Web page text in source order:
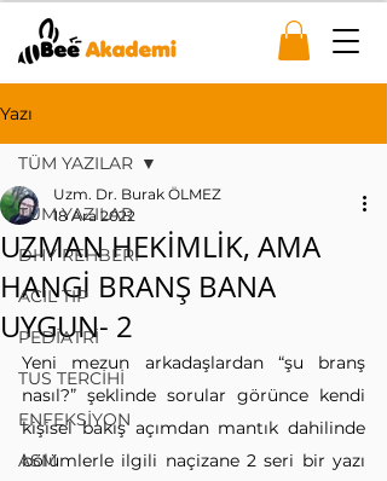
Yazı
TÜM YAZILAR
DHY REHBERİ
ACİL TIP
PEDİATRİ
TUS TERCİHİ
ENFEKSİYON
ASM
TÜM YAZILAR
UZMAN HEKİMLİK, AMA
HANGİ BRANŞ BANA
UYGUN- 2
Uzm. Dr. Burak ÖLMEZ
18 Ara 2022
Yeni mezun arkadaşlardan “şu branş
nasıl?” şeklinde sorular görünce kendi
kişisel bakış açımdan mantık dahilinde
bölümlerle ilgili naçizane 2 seri bir yazı